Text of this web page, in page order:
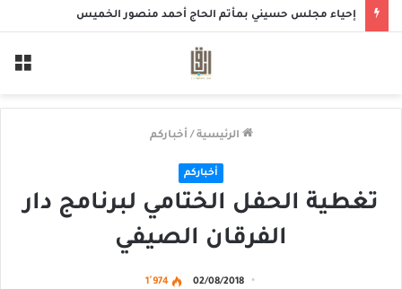
صدقة الجمعة
الرئيسية / أخباركم
أخباركم
تغطية الحفل الختامي لبرنامج دار
الفرقان الصيفي
02/08/2018 1٬974